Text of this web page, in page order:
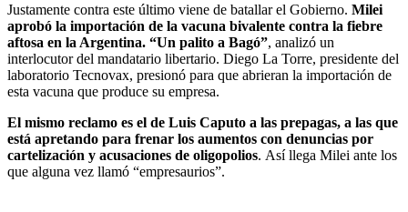
Justamente contra este último viene de batallar el Gobierno. Milei
aprobó la importación de la vacuna bivalente contra la fiebre
aftosa en la Argentina. “Un palito a Bagó”, analizó un
interlocutor del mandatario libertario. Diego La Torre, presidente del
laboratorio Tecnovax, presionó para que abrieran la importación de
esta vacuna que produce su empresa.
El mismo reclamo es el de Luis Caputo a las prepagas, a las que
está apretando para frenar los aumentos con denuncias por
cartelización y acusaciones de oligopolios. Así llega Milei ante los
que alguna vez llamó “empresaurios”.